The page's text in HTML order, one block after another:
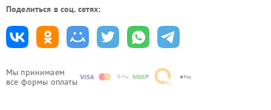
Мы принимаем
все формы оплаты
Поделиться в соц. сетях: